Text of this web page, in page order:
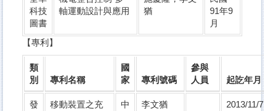
科技
圖書
軸運動設計與應用
猶
91年9
月
【專利】
類
別
專利名稱
國
家
專利號碼
參與
人員
起訖年月
發
移動裝置之充
中
李文猶 2013/11/7